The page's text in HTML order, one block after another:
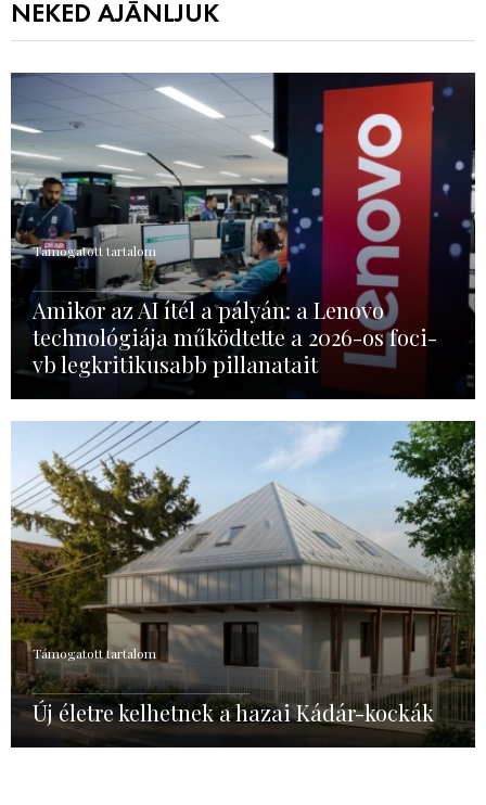
NEKED AJÁNLJUK
Támogatott tartalom
Amikor az AI ítél a pályán: a Lenovo
technológiája működtette a 2026-os foci-
vb legkritikusabb pillanatait
Támogatott tartalom
Új életre kelhetnek a hazai Kádár-kockák